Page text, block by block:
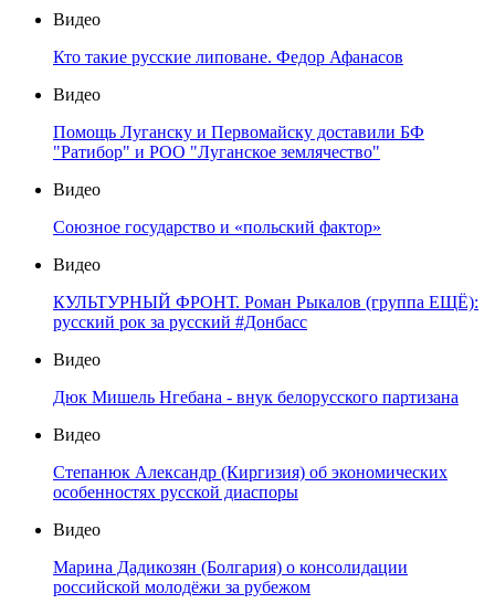
Видео
Кто такие русские липоване. Федор Афанасов
Видео
Помощь Луганску и Первомайску доставили БФ
"Ратибор" и РОО "Луганское землячество"
Видео
Союзное государство и «польский фактор»
Видео
КУЛЬТУРНЫЙ ФРОНТ. Роман Рыкалов (группа ЕЩЁ):
русский рок за русский #Донбасс
Видео
Дюк Мишель Нгебана - внук белорусского партизана
Видео
Степанюк Александр (Киргизия) об экономических
особенностях русской диаспоры
Видео
Марина Дадикозян (Болгария) о консолидации
российской молодёжи за рубежом